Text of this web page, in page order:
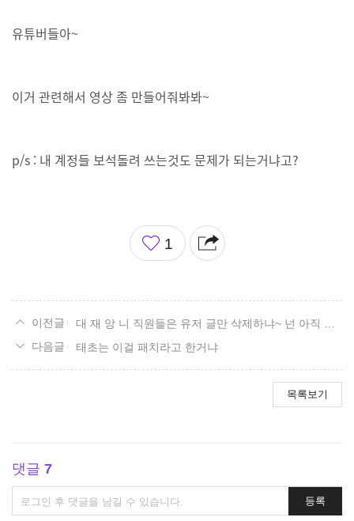
유튜버들아~
이거 관련해서 영상 좀 만들어줘봐봐~
p/s : 내 계정들 보석돌려 쓰는것도 문제가 되는거냐고?
좋
아
1
대 재 앙 니 직원들은 유저 글만 삭제하냐~ 넌 아직 고집안버려떠 중수 딜압축 하라고 고집은 아주똥고집
태초는 이걸 패치라고 한거냐
목록보기
댓글 7
댓
글
등록